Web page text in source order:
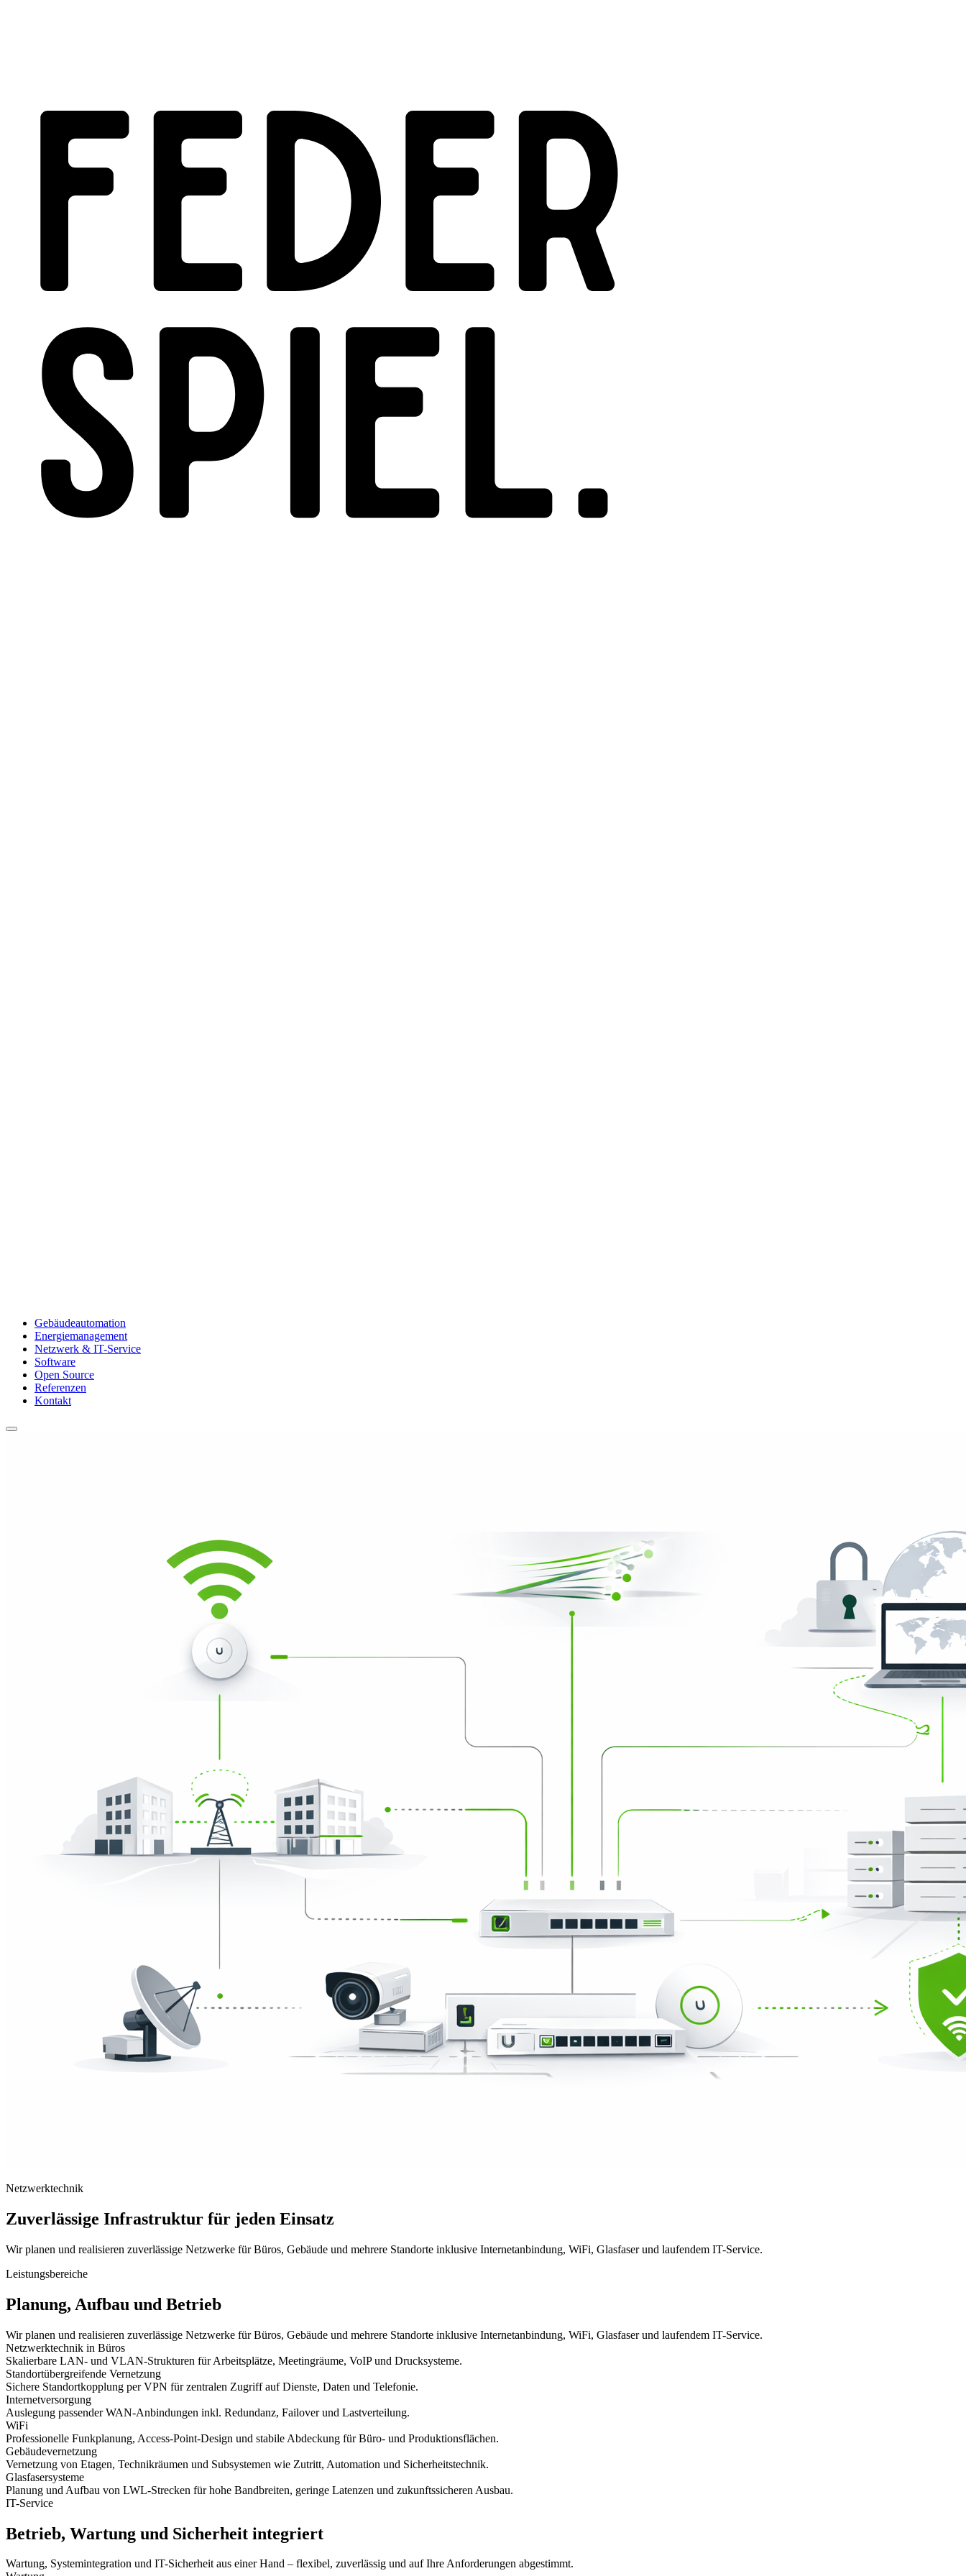
Gebäudeautomation
Energiemanagement
Netzwerk & IT-Service
Software
Open Source
Referenzen
Kontakt
Netzwerktechnik
Zuverlässige Infrastruktur für jeden Einsatz
Wir planen und realisieren zuverlässige Netzwerke für Büros, Gebäude und mehrere Standorte inklusive Internetanbindung, WiFi, Glasfaser und laufendem IT-Service.
Leistungsbereiche
Planung, Aufbau und Betrieb
Wir planen und realisieren zuverlässige Netzwerke für Büros, Gebäude und mehrere Standorte inklusive Internetanbindung, WiFi, Glasfaser und laufendem IT-Service.
Netzwerktechnik in Büros
Skalierbare LAN- und VLAN-Strukturen für Arbeitsplätze, Meetingräume, VoIP und Drucksysteme.
Standortübergreifende Vernetzung
Sichere Standortkopplung per VPN für zentralen Zugriff auf Dienste, Daten und Telefonie.
Internetversorgung
Auslegung passender WAN-Anbindungen inkl. Redundanz, Failover und Lastverteilung.
WiFi
Professionelle Funkplanung, Access-Point-Design und stabile Abdeckung für Büro- und Produktionsflächen.
Gebäudevernetzung
Vernetzung von Etagen, Technikräumen und Subsystemen wie Zutritt, Automation und Sicherheitstechnik.
Glasfasersysteme
Planung und Aufbau von LWL-Strecken für hohe Bandbreiten, geringe Latenzen und zukunftssicheren Ausbau.
IT-Service
Betrieb, Wartung und Sicherheit integriert
Wartung, Systemintegration und IT-Sicherheit aus einer Hand – flexibel, zuverlässig und auf Ihre Anforderungen abgestimmt.